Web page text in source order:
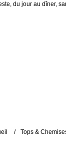
du jour au dîner,
Tops &